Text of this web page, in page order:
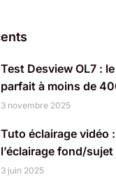
Test Desview OL7 :
parfait à moins de
3 novembre 2025
Tuto éclairage vidéo
l’éclairage fond/
3 juin 2025